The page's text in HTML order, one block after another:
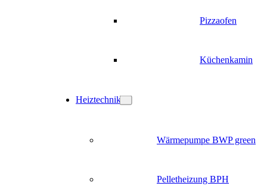
Pizzaofen
Küchenkamin
Heiztechnik
Wärmepumpe BWP green
Pelletheizung BPH